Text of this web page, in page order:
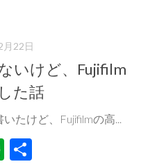
月22日
いけど、Fujifilm
た話
たけど、Fujifilmの高...
Evernote